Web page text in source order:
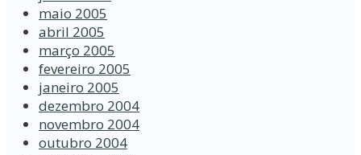
maio 2005
abril 2005
março 2005
fevereiro 2005
janeiro 2005
dezembro 2004
novembro 2004
outubro 2004